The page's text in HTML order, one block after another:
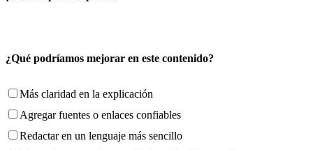
¿Qué podríamos mejorar en este contenido?
Más claridad en la explicación
Agregar fuentes o enlaces confiables
Redactar en un lenguaje más sencillo